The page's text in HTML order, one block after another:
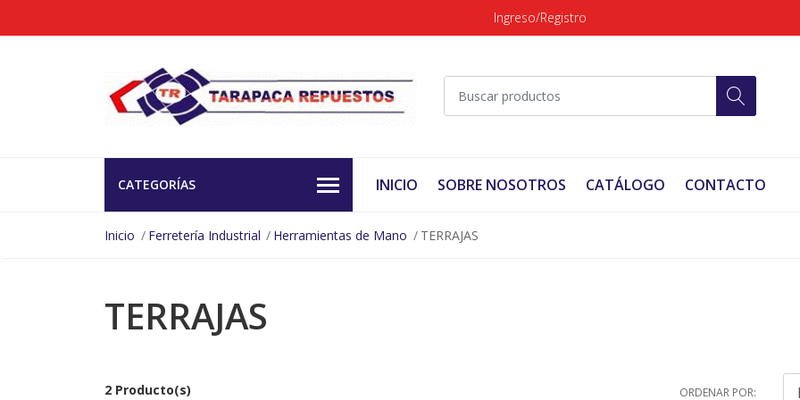
Ingreso/Registro
CATEGORÍAS INICIO SOBRE NOSOTROS CATÁLOGO CONTACTO
Inicio Ferretería Industrial Herramientas de Mano TERRAJAS
TERRAJAS
2 Producto(s) ORDENAR POR: